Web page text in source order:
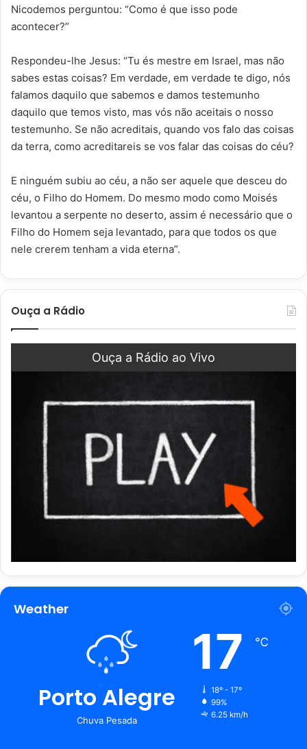
Nicodemos perguntou: “Como é que isso pode
acontecer?”
Respondeu-lhe Jesus: “Tu és mestre em Israel, mas não
sabes estas coisas? Em verdade, em verdade te digo, nós
falamos daquilo que sabemos e damos testemunho
daquilo que temos visto, mas vós não aceitais o nosso
testemunho. Se não acreditais, quando vos falo das coisas
da terra, como acreditareis se vos falar das coisas do céu?
E ninguém subiu ao céu, a não ser aquele que desceu do
céu, o Filho do Homem. Do mesmo modo como Moisés
levantou a serpente no deserto, assim é necessário que o
Filho do Homem seja levantado, para que todos os que
nele crerem tenham a vida eterna”.
Ouça a Rádio
Ouça a Rádio ao Vivo
Weather
Porto Alegre
Chuva Pesada
17 ℃
18º - 17º
99%
6.25 km/h